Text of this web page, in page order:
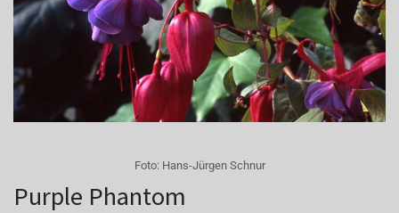
Foto: Hans-Jürgen Schnur
Purple Phantom